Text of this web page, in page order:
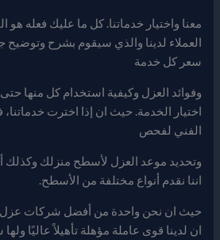
معنا واختيار خدماتنا. كل ما عليك فعله
العملاء لدينا والذي سيقوم بشرح
سعر كل خدمة
وفوائد العزل وكيفية استخدام كل منها
اختيار الخدمة. حيث ان إذا اخترت
الفني لفحص
وتحديد موعد العزل لأسطح منزلك وكذلك
اننا نقدم أنواع مختلفة من الأسطح.
حيث ان نحن واحدة من أفضل شركات عزل
ان لدينا قوى عاملة مؤهلة تأهيلاً عاليًا